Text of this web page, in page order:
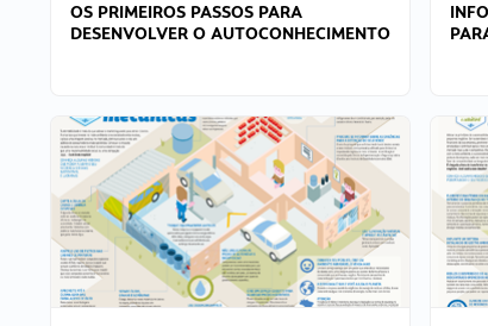
OS PRIMEIROS PASSOS PARA
DESENVOLVER O AUTOCONHECIMENTO